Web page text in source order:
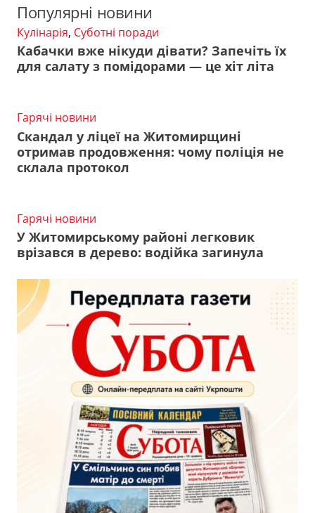
Популярні новини
Кулінарія, Суботні поради
Кабачки вже нікуди дівати? Запечіть їх
для салату з помідорами — це хіт літа
Гарячі новини
Скандал у ліцеї на Житомирщині
отримав продовження: чому поліція не
склала протокол
Гарячі новини
У Житомирському районі легковик
врізався в дерево: водійка загинула